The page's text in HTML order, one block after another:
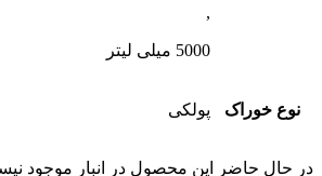
,
5000 میلی لیتر
نوع خوراک پولکی
در حال حاضر این محصول در انبار موجود